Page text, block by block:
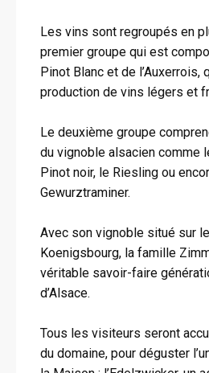
Les vins sont regroupés en
premier groupe qui est
Pinot Blanc et de l’Auxerrois,
production de vins légers et
Le deuxième groupe
du vignoble alsacien comme
Pinot noir, le Riesling ou
Gewurztraminer.
Avec son vignoble situé sur
Koenigsbourg, la famille
véritable savoir-faire
d’Alsace.
Tous les visiteurs seront
du domaine, pour déguster